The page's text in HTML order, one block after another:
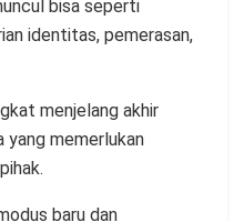
bisa seperti
identitas, pemerasan,
menjelang akhir
yang memerlukan
baru dan